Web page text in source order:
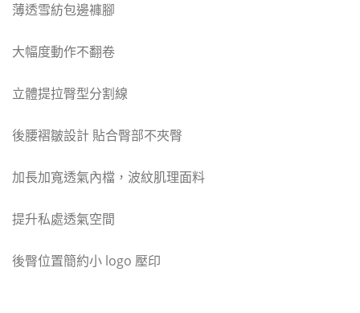
薄透雪紡包邊褲腳
大幅度動作不翻卷
立體提拉臀型分割線
後腰褶皺設計 貼合臀部不夾臀
加長加寬透氣內檔，波紋肌理面料
提升私處透氣空間
後臀位置簡約小 logo 壓印